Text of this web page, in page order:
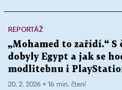
REPORTÁŽ
„Mohamed to zařídí.“ S
dobyly Egypt a jak se
modlitebnu i
20. 2. 2026 ▪ 16 min. čtení